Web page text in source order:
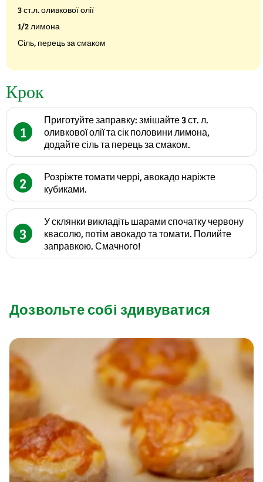
3 ст.л. оливкової олії
1/2 лимона
Сіль, перець за смаком
Крок
1
Приготуйте заправку: змішайте 3 ст. л.
оливкової олії та сік половини лимона,
додайте сіль та перець за смаком.
2
Розріжте томати черрі, авокадо наріжте
кубиками.
3
У склянки викладіть шарами спочатку червону
квасолю, потім авокадо та томати. Полийте
заправкою. Смачного!
Дозвольте собі здивуватися